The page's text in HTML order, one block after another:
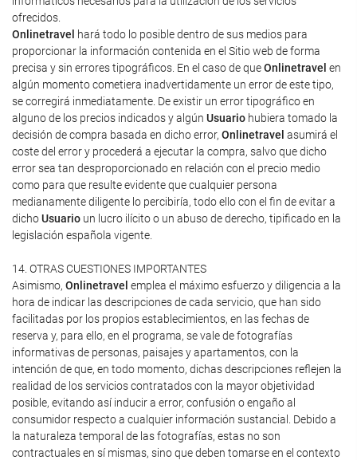
ofrecidos.
Onlinetravel
hará todo lo posible dentro de sus medios para
proporcionar la información contenida en el Sitio web de forma
precisa y sin errores tipográficos. En el caso de queOnlinetravel en
algún momento cometiera inadvertidamente un error de este tipo,
se corregirá inmediatamente. De existir un error tipográfico en
alguno de los precios indicados y algún Usuario hubiera tomado la
decisión de compra basada en dicho error, Onlinetravel asumirá el
coste del error y procederá a ejecutar la compra, salvo que dicho
error sea tan desproporcionado en relación con el precio medio
como para que resulte evidente que cualquier persona
medianamente diligente lo percibiría, todo ello con el fin de evitar a
dichoUsuario un lucro ilícito o un abuso de derecho, tipificado en la
legislación española vigente.
14. OTRAS CUESTIONES IMPORTANTES
Asimismo, Onlinetravel emplea el máximo esfuerzo y diligencia a la
hora de indicar las descripciones de cada servicio, que han sido
facilitadas por los propios establecimientos, en las fechas de
reserva y, para ello, en el programa, se vale de fotografías
informativas de personas, paisajes y apartamentos, con la
intención de que, en todo momento, dichas descripciones reflejen la
realidad de los servicios contratados con la mayor objetividad
posible, evitando así inducir a error, confusión o engaño al
consumidor respecto a cualquier información sustancial. Debido a
la naturaleza temporal de las fotografías, estas no son
contractuales en sí mismas, sino que deben tomarse en el contexto